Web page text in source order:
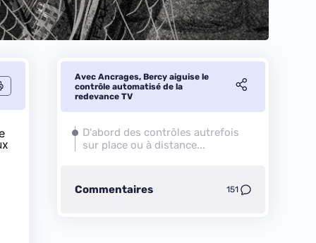
Avec Ancrages, Bercy aiguise le
contrôle automatisé de la
redevance TV
D'abord des contrôles autrefois
sur place ou à distance...
Commentaires 151